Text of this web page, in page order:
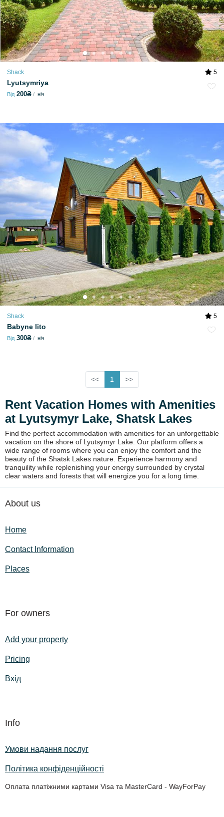
Shack 5
Lyutsymriya
Від 200₴ ніч
Shack 5
Babyne lito
Від 300₴ ніч
<< 1 >>
Rent Vacation Homes with Amenities
at Lyutsymyr Lake, Shatsk Lakes
Find the perfect accommodation with amenities for an unforgettable
vacation on the shore of Lyutsymyr Lake. Our platform offers a
wide range of rooms where you can enjoy the comfort and the
beauty of the Shatsk Lakes nature. Experience harmony and
tranquility while replenishing your energy surrounded by crystal
clear waters and forests that will energize you for a long time.
About us
Home
Contact Information
Places
For owners
Add your property
Pricing
Вхід
Info
Умови надання послуг
Політика конфіденційності
Оплата платіжними картами Visa та MasterCard - WayForPay